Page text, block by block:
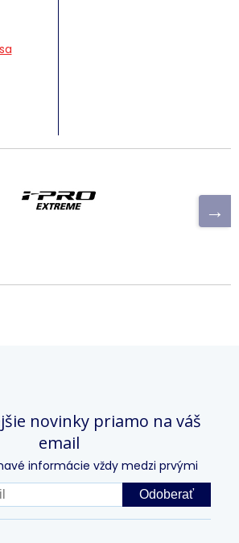
novinky priamo na váš
email
informácie vždy medzi prvými
Odoberať